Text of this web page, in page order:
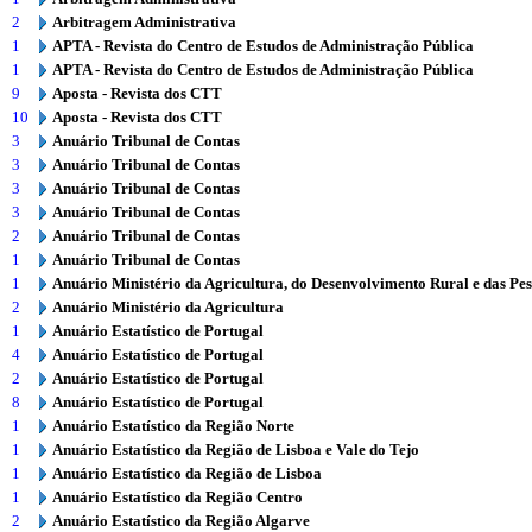
2
Arbitragem Administrativa
1
APTA - Revista do Centro de Estudos de Administração Pública
1
APTA - Revista do Centro de Estudos de Administração Pública
9
Aposta - Revista dos CTT
10
Aposta - Revista dos CTT
3
Anuário Tribunal de Contas
3
Anuário Tribunal de Contas
3
Anuário Tribunal de Contas
3
Anuário Tribunal de Contas
2
Anuário Tribunal de Contas
1
Anuário Tribunal de Contas
1
Anuário Ministério da Agricultura, do Desenvolvimento Rural e das
2
Anuário Ministério da Agricultura
1
Anuário Estatístico de Portugal
4
Anuário Estatístico de Portugal
2
Anuário Estatístico de Portugal
8
Anuário Estatístico de Portugal
1
Anuário Estatístico da Região Norte
1
Anuário Estatístico da Região de Lisboa e Vale do Tejo
1
Anuário Estatístico da Região de Lisboa
1
Anuário Estatístico da Região Centro
2
Anuário Estatístico da Região Algarve